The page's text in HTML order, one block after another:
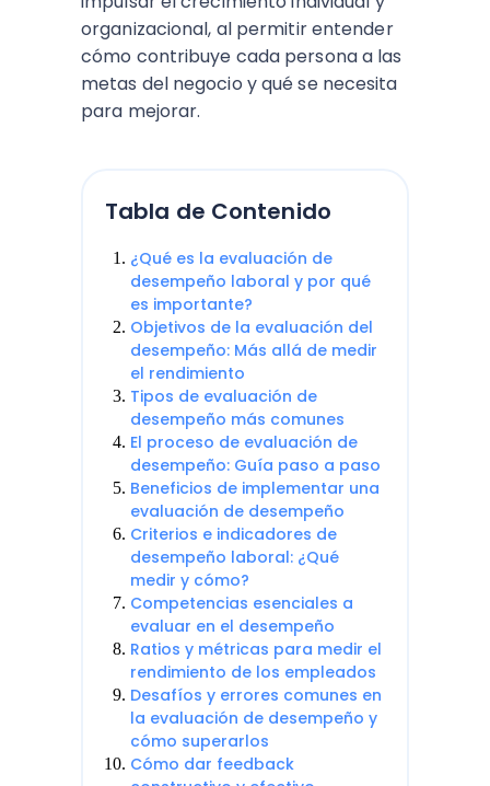
organizacional, al permitir entender
cómo contribuye cada persona a las
metas del negocio y qué se necesita
para mejorar.
Tabla de Contenido
¿Qué es la evaluación de
desempeño laboral y por qué
es importante?
Objetivos de la evaluación del
desempeño: Más allá de medir
el rendimiento
Tipos de evaluación de
desempeño más comunes
El proceso de evaluación de
desempeño: Guía paso a paso
Beneficios de implementar una
evaluación de desempeño
Criterios e indicadores de
desempeño laboral: ¿Qué
medir y cómo?
Competencias esenciales a
evaluar en el desempeño
Ratios y métricas para medir el
rendimiento de los empleados
Desafíos y errores comunes en
la evaluación de desempeño y
cómo superarlos
Cómo dar feedback